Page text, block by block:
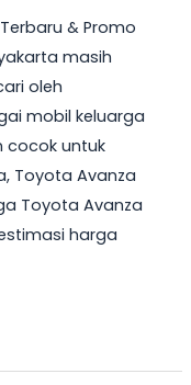
& Promo
masih
oleh
mobil keluarga
cocok untuk
Toyota Avanza
Toyota Avanza
harga